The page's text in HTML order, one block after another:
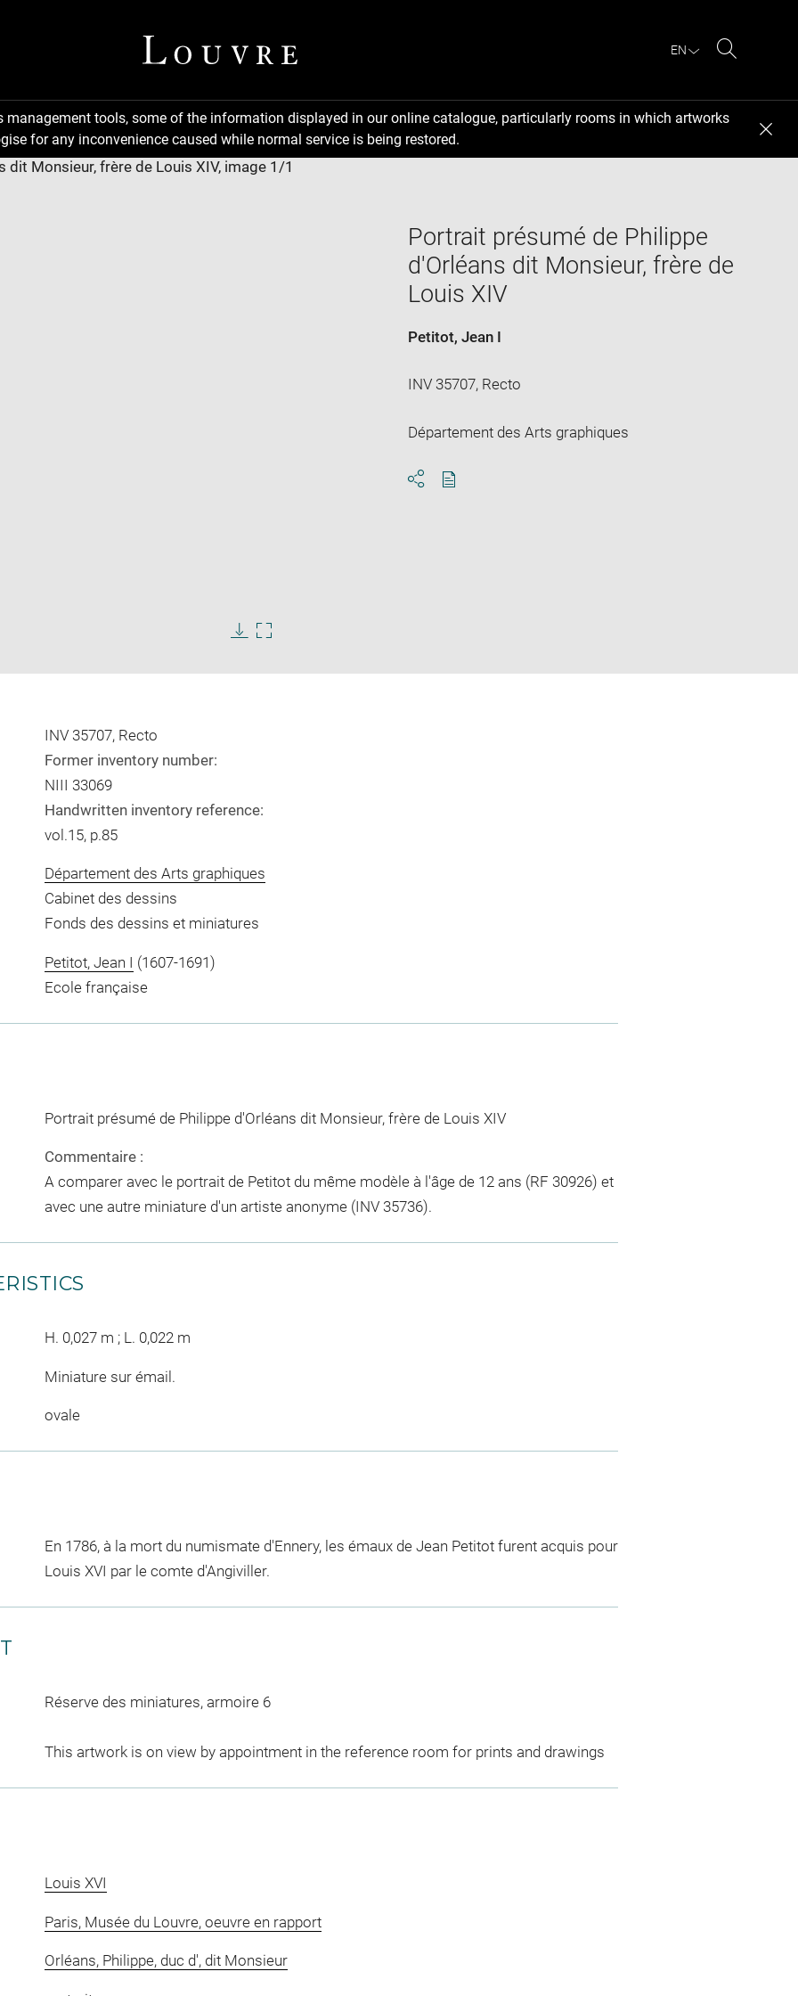
EN
management tools, some of the information displayed in our online catalogue, particularly rooms in which artworks
for any inconvenience caused while normal service is being restored.
Portrait présumé de Philippe
d'Orléans dit Monsieur, frère de
Louis XIV
Petitot, Jean I
INV 35707, Recto
Département des Arts graphiques
INV 35707, Recto
Former inventory number:
NIII 33069
Handwritten inventory reference:
vol.15, p.85
Département des Arts graphiques
Cabinet des dessins
Fonds des dessins et miniatures
Petitot, Jean I (1607-1691)
Ecole française
Portrait présumé de Philippe d'Orléans dit Monsieur, frère de Louis XIV
Commentaire :
A comparer avec le portrait de Petitot du même modèle à l'âge de 12 ans (RF 30926) et
avec une autre miniature d'un artiste anonyme (INV 35736).
H. 0,027 m ; L. 0,022 m
Miniature sur émail.
ovale
En 1786, à la mort du numismate d'Ennery, les émaux de Jean Petitot furent acquis pour
Louis XVI par le comte d'Angiviller.
Réserve des miniatures, armoire 6
This artwork is on view by appointment in the reference room for prints and drawings
Louis XVI
Paris, Musée du Louvre, oeuvre en rapport
Orléans, Philippe, duc d', dit Monsieur